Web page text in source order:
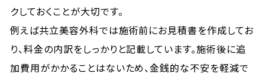
クしておくことが大切です。
例えば共立美容外科では施術前にお見積書を作成してお
り、料金の内訳をしっかりと記載しています。施術後に追
加費用がかかることはないため、金銭的な不安を軽減で